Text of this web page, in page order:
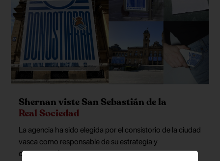
Shernan viste San Sebastián de la
Real Sociedad
La agencia ha sido elegida por el consistorio de la ciudad
vasca como responsable de su estrategia y
comunicación